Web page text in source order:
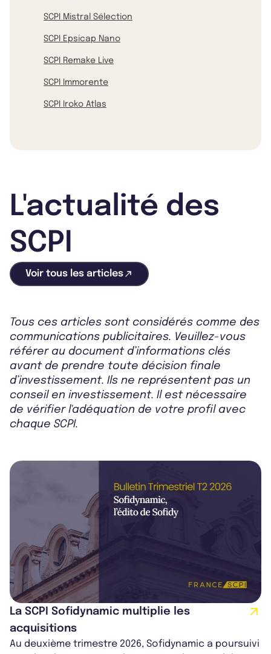
SCPI Mistral Sélection
SCPI Epsicap Nano
SCPI Remake Live
SCPI Immorente
SCPI Iroko Atlas
L'actualité des
SCPI
Voir tous les articles
Tous ces articles sont considérés comme des
communications publicitaires. Veuillez-vous
référer au document d’informations clés
avant de prendre toute décision finale
d’investissement. Ils ne représentent pas un
conseil en investissement. Il est nécessaire
de vérifier l'adéquation de votre profil avec
chaque SCPI.
La SCPI Sofidynamic multiplie les
acquisitions
Au deuxième trimestre 2026, Sofidynamic a poursuivi